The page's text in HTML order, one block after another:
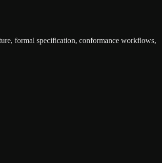
formal specification, conformance workflows,